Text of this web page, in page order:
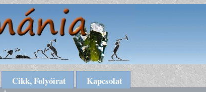
Cikk, Folyóirat
Kapcsolat